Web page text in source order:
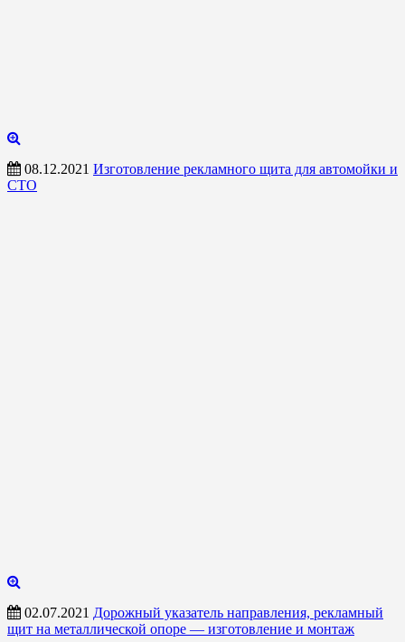
08.12.2021 Изготовление рекламного щита для автомойки и
СТО
02.07.2021 Дорожный указатель направления, рекламный
щит на металлической опоре — изготовление и монтаж